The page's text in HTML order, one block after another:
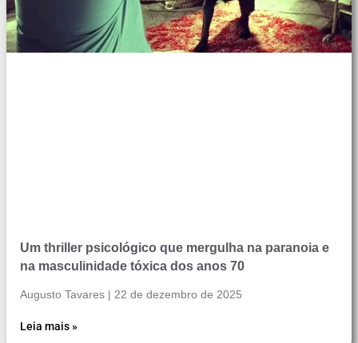
Um thriller psicológico que mergulha na paranoia e
na masculinidade tóxica dos anos 70
Augusto Tavares 22 de dezembro de 2025
Leia mais »